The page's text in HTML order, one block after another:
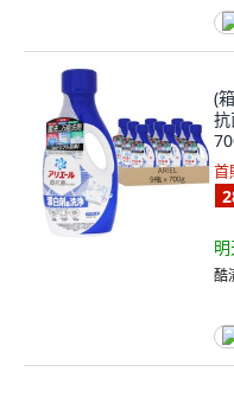
(
首
酷